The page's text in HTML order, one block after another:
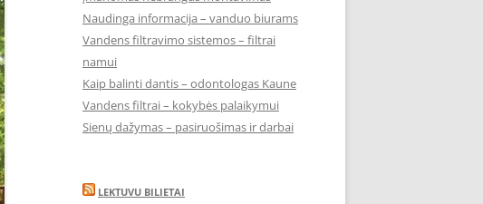
Naudinga informacija – vanduo biurams
Vandens filtravimo sistemos – filtrai
namui
Kaip balinti dantis – odontologas Kaune
Vandens filtrai – kokybės palaikymui
Sienų dažymas – pasiruošimas ir darbai
LEKTUVU BILIETAI